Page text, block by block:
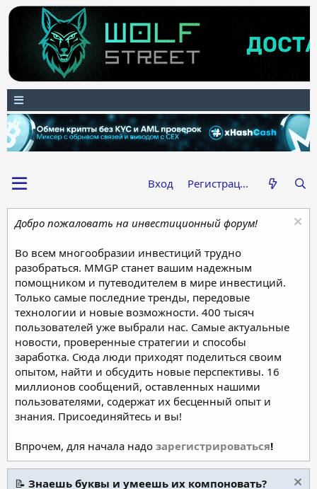
Вход Регистрация
Добро пожаловать на инвестиционный форум!
Во всем многообразии инвестиций трудно
разобраться. MMGP станет вашим надежным
помощником и путеводителем в мире инвестиций.
Только самые последние тренды, передовые
технологии и новые возможности. 400 тысяч
пользователей уже выбрали нас. Самые актуальные
новости, проверенные стратегии и способы
заработка. Сюда люди приходят поделиться своим
опытом, найти и обсудить новые перспективы. 16
миллионов сообщений, оставленных нашими
пользователями, содержат их бесценный опыт и
знания. Присоединяйтесь и вы!
Впрочем, для начала надо зарегистрироваться!
📝 Знаешь буквы и умеешь их компоновать?